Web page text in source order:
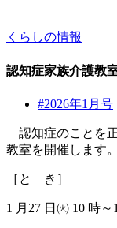
くらしの情報
認知症家族介護教
#2026年1月号
認知症のことを
教室を開催します
［と き］
1 月27 日㈫ 10 時～